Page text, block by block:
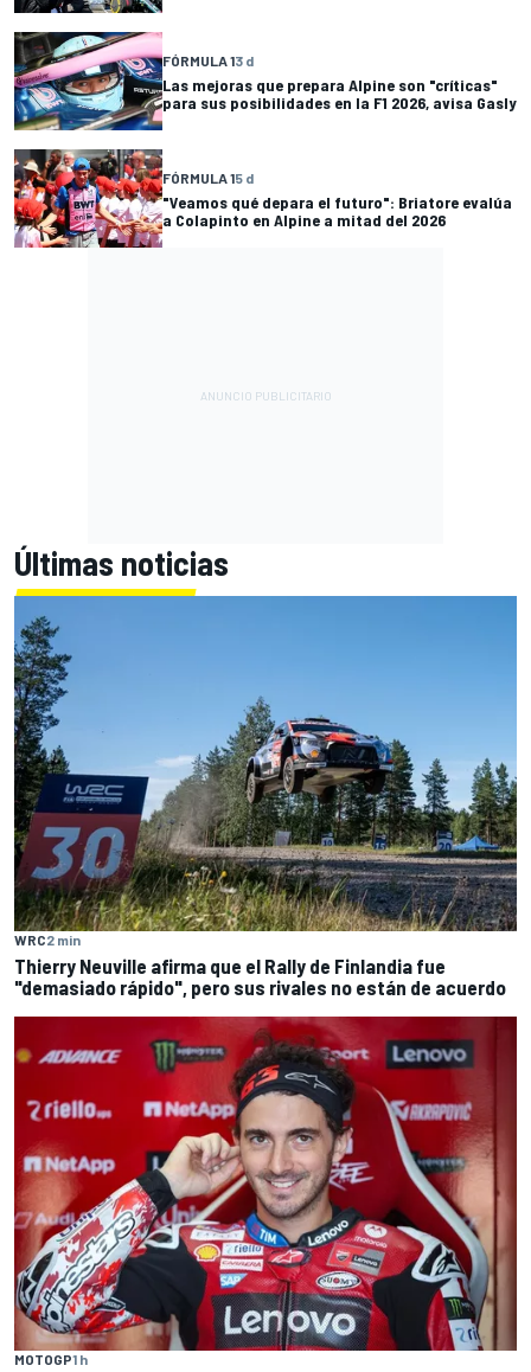
FÓRMULA 13 d
Las mejoras que prepara Alpine son "críticas"
para sus posibilidades en la F1 2026, avisa Gasly
FÓRMULA 15 d
"Veamos qué depara el futuro": Briatore evalúa
a Colapinto en Alpine a mitad del 2026
Últimas noticias
WRC2 min
Thierry Neuville afirma que el Rally de Finlandia fue
"demasiado rápido", pero sus rivales no están de acuerdo
MOTOGP1 h